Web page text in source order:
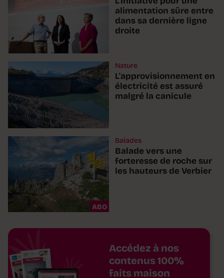
alimentation sûre entre
dans sa dernière ligne
droite
Nature
L'approvisionnement en
électricité est assuré
malgré la canicule
ABO
Balades
Balade vers une
forteresse de roche sur
les hauteurs de Verbier
Accédez à nos
contenus 100%
faits maison